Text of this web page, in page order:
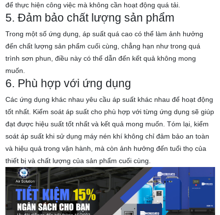
để thực hiện công việc mà không cần hoạt động quá tải.
5. Đảm bảo chất lượng sản phẩm
Trong một số ứng dụng, áp suất quá cao có thể làm ảnh hưởng
đến chất lượng sản phẩm cuối cùng, chẳng hạn như trong quá
trình sơn phun, điều này có thể dẫn đến kết quả không mong
muốn.
6. Phù hợp với ứng dụng
Các ứng dụng khác nhau yêu cầu áp suất khác nhau để hoạt động
tốt nhất. Kiểm soát áp suất cho phù hợp với từng ứng dụng sẽ giúp
đạt được hiệu suất tốt nhất và kết quả mong muốn. Tóm lại, kiểm
soát áp suất khi sử dụng máy nén khí không chỉ đảm bảo an toàn
và hiệu quả trong vận hành, mà còn ảnh hưởng đến tuổi thọ của
thiết bị và chất lượng của sản phẩm cuối cùng.